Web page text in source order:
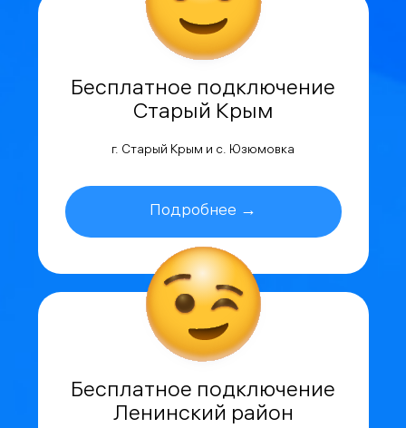
Бесплатное подключение
Старый Крым
г. Старый Крым и с. Юзюмовка
Подробнее →
Бесплатное подключение
Ленинский район